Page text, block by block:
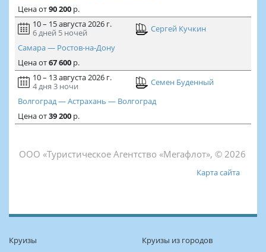
Ценаот90 200р.
10 – 15 августа 2026 г.
6 дней 5 ночей
Сергей Кучкин
Самара — Ростов-на-Дону
Ценаот67 600р.
10 – 13 августа 2026 г.
4 дня 3 ночи
Семен Буденный
Волгоград — Астрахань — Волгоград
Ценаот39 200р.
ООО «Туристическое Агентство «Мегафлот», © 2026
Карта сайта
Круизы
Круизы из городов